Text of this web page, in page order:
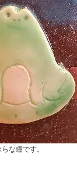
な瞳です。